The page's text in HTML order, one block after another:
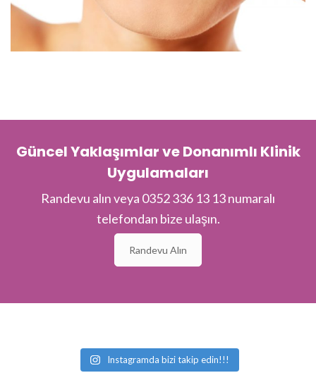
Güncel Yaklaşımlar ve Donanımlı Klinik
Uygulamaları
Randevu alın veya 0352 336 13 13 numaralı
telefondan bize ulaşın.
Randevu Alın
Instagramda bizi takip edin!!!